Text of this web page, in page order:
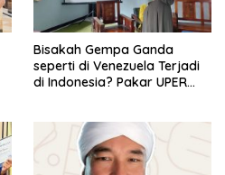
Bisakah Gempa Ganda
seperti di Venezuela Terjadi
di Indonesia? Pakar UPER